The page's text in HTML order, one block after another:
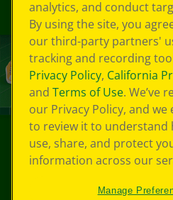
© 2026 Crayola®
Sus opciones
analytics, and conduct
By using the site, you
our third-party partners'
tracking and recording
Privacy Policy, California
and Terms of Use. We’ve
our Privacy Policy, and we
to review it to understand
use, share, and protect
information across our
Manage